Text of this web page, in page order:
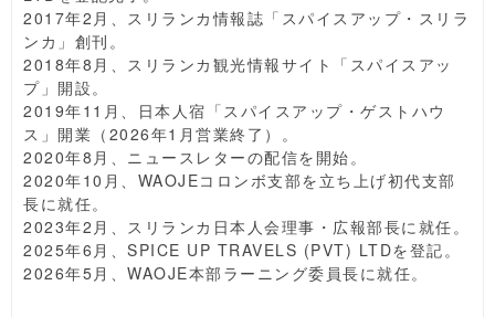
2017年2月、スリランカ情報誌「スパイスアップ・スリラ
ンカ」創刊。
2018年8月、スリランカ観光情報サイト「スパイスアッ
プ」開設。
2019年11月、日本人宿「スパイスアップ・ゲストハウ
ス」開業（2026年1月営業終了）。
2020年8月、ニュースレターの配信を開始。
2020年10月、WAOJEコロンボ支部を立ち上げ初代支部
長に就任。
2023年2月、スリランカ日本人会理事・広報部長に就任。
2025年6月、SPICE UP TRAVELS (PVT) LTDを登記。
2026年5月、WAOJE本部ラーニング委員長に就任。